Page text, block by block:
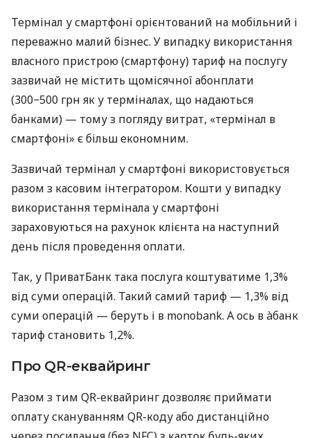
Термінал у смартфоні орієнтований на мобільний і
переважно малий бізнес. У випадку використання
власного пристрою (смартфону) тариф на послугу
зазвичай не містить щомісячної абонплати
(300−500 грн як у терміналах, що надаються
банками) — тому з погляду витрат, «термінал в
смартфоні» є більш економним.
Зазвичай термінал у смартфоні використовується
разом з касовим інтегратором. Кошти у випадку
використання термінала у смартфоні
зараховуються на рахунок клієнта на наступний
день після проведення оплати.
Так, у ПриватБанк така послуга коштуватиме 1,3%
від суми операцій. Такий самий тариф — 1,3% від
суми операцій — беруть і в monobank. А ось в àбанк
тариф становить 1,2%.
Про QR-еквайринг
Разом з тим QR-еквайринг дозволяє приймати
оплату скануванням QR-коду або дистанційно